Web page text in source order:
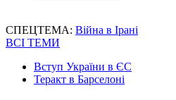
СПЕЦТЕМА: Війна в Ірані
ВСІ ТЕМИ
Вступ України в ЄС
Теракт в Барселоні